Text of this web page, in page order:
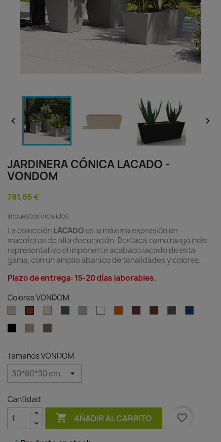
 
JARDINERA CÓNICA LACADO -
VONDOM
781,66 €
Impuestos incluidos
La colección LACADO es la máxima expresión en
maceteros de alta decoración. Destaca como rasgo más
representativo el imponente acabado lacado de esta
gama, con un amplio abanico de tonalidades y colores.
Plazo de entrega: 15-20 días laborables.
Colores VONDOM
Tamaños VONDOM
Cantidad
 AÑADIR AL CARRITO favorite_border